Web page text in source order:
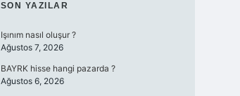
SIDEBAR
SON YAZILAR
Işınım nasıl oluşur ?
Ağustos 7, 2026
BAYRK hisse hangi pazarda ?
Ağustos 6, 2026